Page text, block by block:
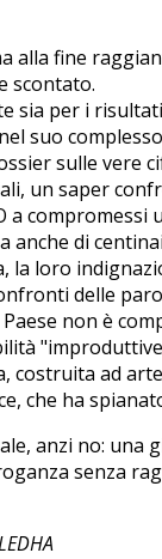
alla fine
scontato.
sia per i
suo
sulle vere
un saper
a
anche di
la loro
delle
non è
costruita ad
che ha
anzi no:
senza